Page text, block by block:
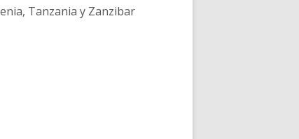
Tanzania y Zanzibar